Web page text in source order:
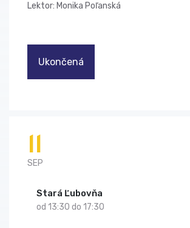
Lektor: Monika Poľanská
Ukončená
11
SEP
Stará Ľubovňa
od 13:30 do 17:30